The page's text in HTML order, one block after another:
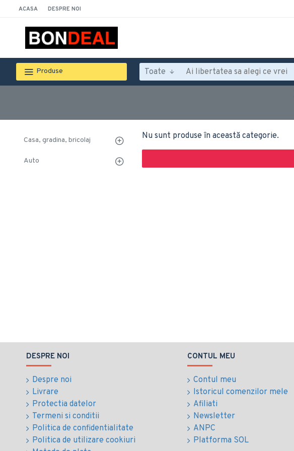
ACASA DESPRE NOI
Produse Toate
Casa, gradina, bricolaj
Auto
Nu sunt produse în această categorie.
DESPRE NOI
Despre noi
Livrare
Protectia datelor
Termeni si conditii
Politica de confidentialitate
Politica de utilizare cookiuri
CONTUL MEU
Contul meu
Istoricul comenzilor mele
Afiliati
Newsletter
ANPC
Platforma SOL